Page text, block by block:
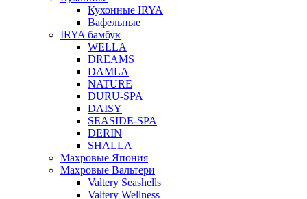
Кухонные IRYA
Вафельные
IRYA бамбук
WELLA
DREAMS
DAMLA
NATURE
DURU-SPA
DAISY
SEASIDE-SPA
DERIN
SHALLA
Махровые Япония
Махровые Вальтери
Valtery Seashells
Valtery Wellness